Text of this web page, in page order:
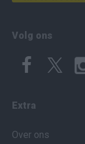
Volg ons
Extra
Over ons